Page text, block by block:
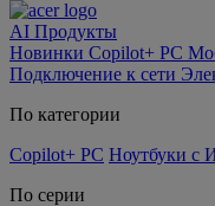
AI Продукты
Новинки Copilot+ PC
Подключение к сети
По категории
Copilot+ PC Ноутбуки с
По серии